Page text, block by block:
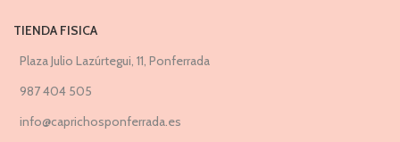
TIENDA FISICA
Plaza Julio Lazúrtegui, 11, Ponferrada
987 404 505
info@caprichosponferrada.es